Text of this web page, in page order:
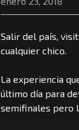
Salir del país,
cualquier chico.
La experiencia
último día para
semifinales pero